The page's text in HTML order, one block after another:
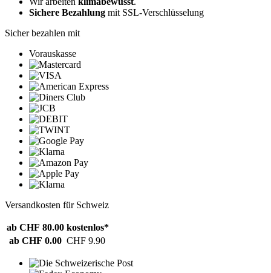
Sichere Bezahlung mit SSL-Verschlüsselung
Sicher bezahlen mit
Vorauskasse
Versandkosten für Schweiz
ab CHF 80.00 kostenlos*
ab CHF 0.00 CHF 9.90